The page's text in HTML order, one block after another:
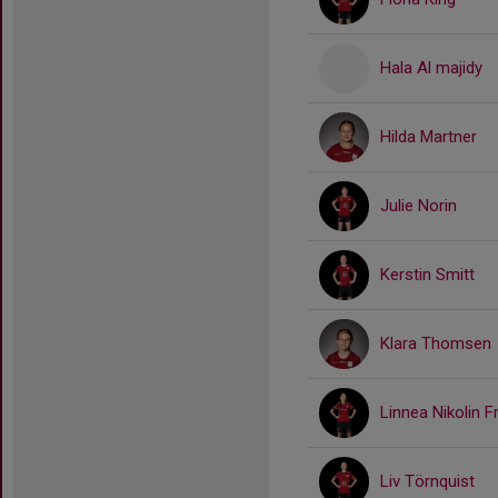
Hala Al majidy
Hilda Martner
Julie Norin
Kerstin Smitt
Klara Thomsen
Linnea Nikolin
Liv Törnquist